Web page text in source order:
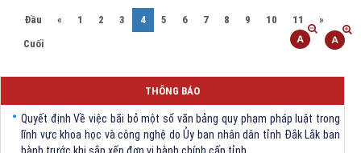
Đầu « 1 2 3 4(current)
5 6 7 8 9 10 11
»
Cuối
THÔNG BÁO
Quyết định Về việc bãi bỏ một số văn bảng quy phạm pháp luật trong
lĩnh vực khoa học và công nghệ do Ủy ban nhân dân tỉnh Đắk Lắk ban
hành trước khi sắp xếp đơn vị hành chính cấp tỉnh